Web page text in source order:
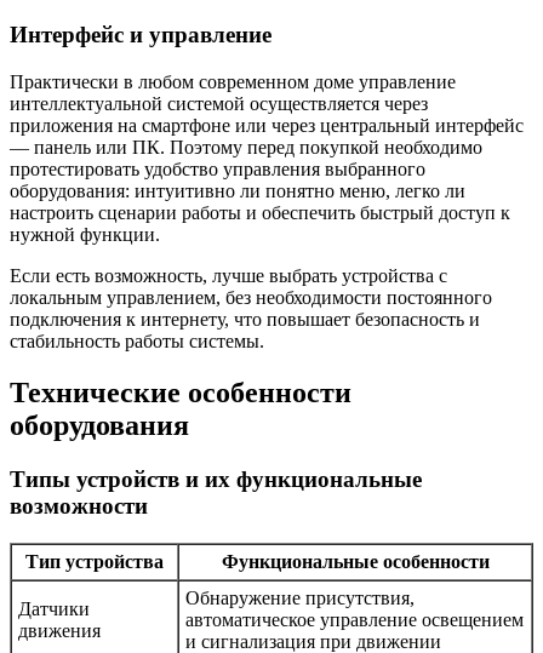
Интерфейс и управление
Практически в любом современном доме управление
интеллектуальной системой осуществляется через
приложения на смартфоне или через центральный интерфейс
— панель или ПК. Поэтому перед покупкой необходимо
протестировать удобство управления выбранного
оборудования: интуитивно ли понятно меню, легко ли
настроить сценарии работы и обеспечить быстрый доступ к
нужной функции.
Если есть возможность, лучше выбрать устройства с
локальным управлением, без необходимости постоянного
подключения к интернету, что повышает безопасность и
стабильность работы системы.
Технические особенности
оборудования
Типы устройств и их функциональные
возможности
Тип устройства Функциональные особенности
Датчики
движения
Обнаружение присутствия,
автоматическое управление освещением
и сигнализация при движении